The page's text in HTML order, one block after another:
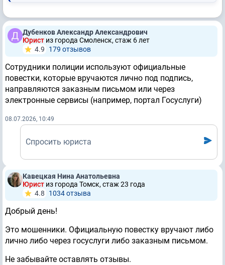
Дубенков Александр Александрович
Юрист из города Смоленск, стаж 6 лет
4.9
179 отзывов
Сотрудники полиции используют официальные
повестки, которые вручаются лично под подпись,
направляются заказным письмом или через
электронные сервисы (например, портал Госуслуги)
08.07.2026, 10:49
Спросить юриста
Кавецкая Нина Анатольевна
Юрист из города Томск, стаж 23 годa
4.8
1034 отзывa
Добрый день!
Это мошенники. Официальную повестку вручают либо
лично либо через госуслуги либо заказным письмом.
Не забывайте оставлять отзывы.